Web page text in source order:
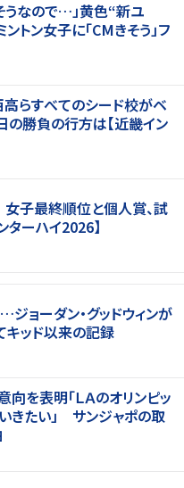
うなので…」黄色“新ユ
トン女子に「CMきそう」フ
らすべてのシード校がベ
の勝負の行方は【近畿イン
子最終順位と個人賞、試
ターハイ2026】
ョーダン・グッドウィンが
キッド以来の記録
を表明「ＬＡのオリンピッ
きたい」 サンジャポの取